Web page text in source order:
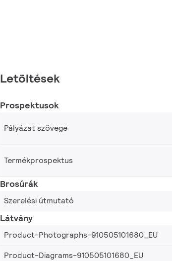
Letöltések
Prospektusok
Pályázat szövege
Termékprospektus
Brosúrák
Szerelési útmutató
Látvány
Product-Photographs-910505101680_EU
Product-Diagrams-910505101680_EU